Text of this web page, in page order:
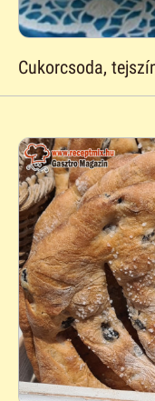
Cukorcsoda,